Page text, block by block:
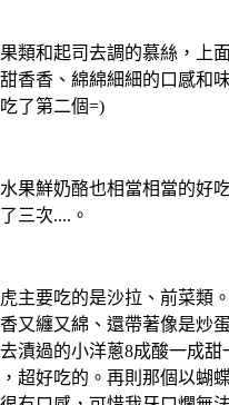
類和起司去調的慕絲，上
香香、綿綿細細的口感和
了第二個=)
果鮮奶酪也相當相當的好
三次....。
主要吃的是沙拉、前菜類
又纏又綿、還帶著像是炒
漬過的小洋蔥8成酸一成甜
超好吃的。再則那個以蝴